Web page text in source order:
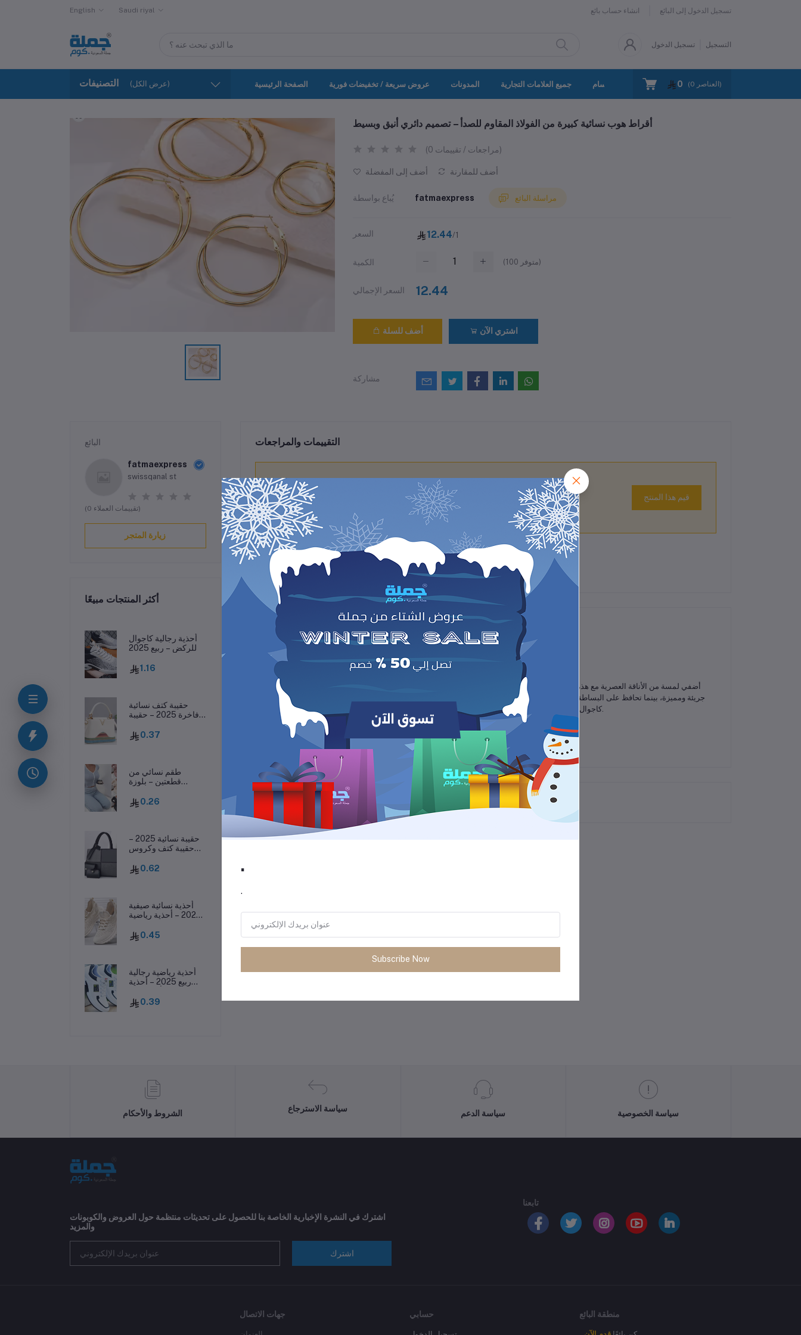
English Saudi riyal انشاء حساب بائع تسجيل الدخول إلى البائع
تسجيل الدخول التسجيل
التصنيفات (عرض الكل) الصفحة الرئيسية عروض سريعة / تخفيضات فورية المدونات جميع العلامات التجارية جميع الأقسام اتصل بنا سياسة الخصوصية 0 (0 العناصر)
أقراط هوب نسائية كبيرة من الفولاذ المقاوم للصدأ – تصميم دائري أنيق وبسيط
(0 مراجعات / تقييمات)
أضف إلى المفضلة أضف للمقارنة
يُباع بواسطة fatmaexpress مراسلة البائع
السعر 12.44/1
الكمية (100 متوفر)
السعر الإجمالي 12.44
أضف للسلة اشتري الآن
مشاركة
البائع
fatmaexpress
swissqanal st
(0 تقييمات العملاء)
زيارة المتجر
أكثر المنتجات مبيعًا
أحذية رجالية كاجوال
للركض – ربيع 2025
1.16
حقيبة كتف نسائية
فاخرة 2025 – حقيبة
واحد0.37
طقم نسائي من
قطعتين – بلوزة
طويل، ملابس نوم
خريفية
0.26
حقيبة نسائية 2025 –
حقيبة كتف وكروس
كبيرة وأسلوب عصري
0.62
أحذية نسائية صيفية
2025 – أحذية رياضية
وخفيفة تسمح بمرور
الهواء
0.45
أحذية رياضية رجالية
ربيع 2025 – أحذية
سميك وقابلة للتهوية
ومقاومة للانزلاق
0.39
التقييمات والمراجعات
0 من أصل 5.0 قيم هذا المنتج
وصف
أضفي لمسة من الأناقة العصرية مع هذه الأقراط النسائية المصنوعة من الفولاذ المقاوم للصدأ عالي الجودة. تصميمها الدائري الكبير يمنح إطلالة
جريئة ومميزة، بينما تحافظ على البساطة والأناقة اليومية. خفيفة الوزن ومريحة للارتداء طوال اليوم، مثالية لإكمال أي إطلالة سواء كانت رسمية أو
كاجوال. قطعة مجوهرات عصرية تضيف لمسة فاخرة لإطلالتك، كما يمكن تقديمها كهدية رائعة للمناسبات الخاصة.
المنتجات التي يتم شراؤها بشكل متكرر
الشروط والأحكام
سياسة الاسترجاع
سياسة الدعم سياسة الخصوصية
اشترك في النشرة الإخبارية الخاصة بنا للحصول على تحديثات منتظمة حول العروض والكوبونات
والمزيد
اشترك
تابعنا
جهات الاتصال حسابي منطقة البائع
.
.
Subscribe Now